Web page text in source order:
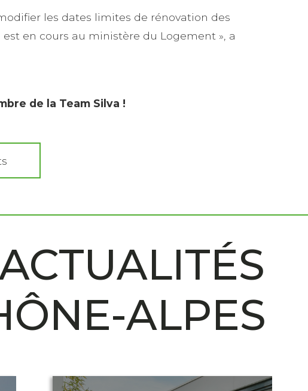
les dates limites de rénovation des
en cours au ministère du Logement », a
de la Team Silva !
ALPES